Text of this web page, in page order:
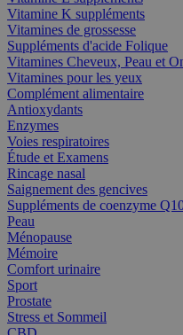
Vitamine K suppléments
Vitamines de grossesse
Suppléments d'acide Folique
Vitamines Cheveux, Peau et
Vitamines pour les yeux
Complément alimentaire
Antioxydants
Enzymes
Voies respiratoires
Étude et Examens
Rincage nasal
Saignement des gencives
Suppléments de coenzyme
Peau
Ménopause
Mémoire
Comfort urinaire
Sport
Prostate
Stress et Sommeil